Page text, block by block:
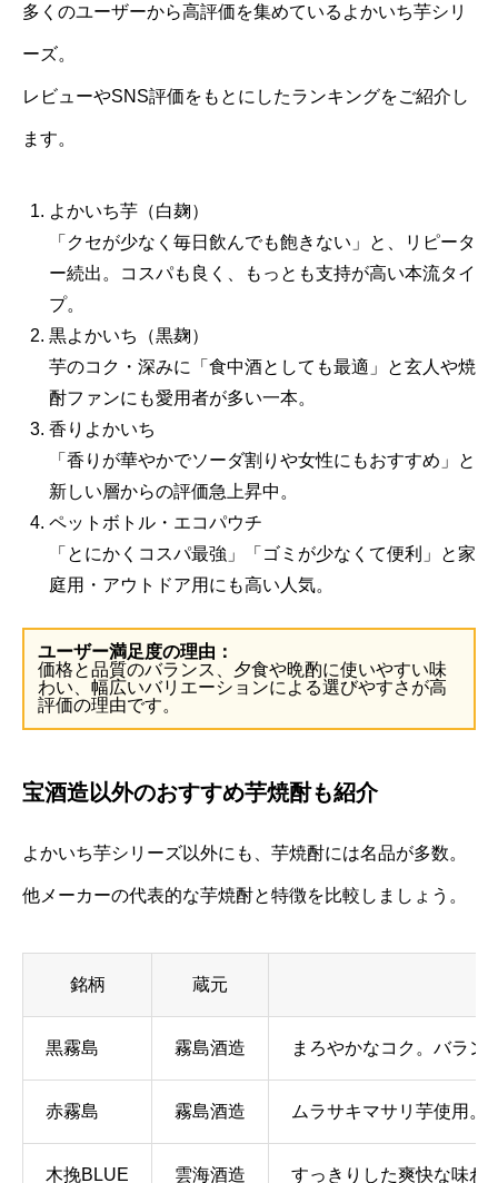
多くのユーザーから高評価を集めているよかいち芋シリ
ーズ。
レビューやSNS評価をもとにしたランキングをご紹介し
ます。
よかいち芋（白麹）
「クセが少なく毎日飲んでも飽きない」と、リピータ
ー続出。コスパも良く、もっとも支持が高い本流タイ
プ。
黒よかいち（黒麹）
芋のコク・深みに「食中酒としても最適」と玄人や焼
酎ファンにも愛用者が多い一本。
香りよかいち
「香りが華やかでソーダ割りや女性にもおすすめ」と
新しい層からの評価急上昇中。
ペットボトル・エコパウチ
「とにかくコスパ最強」「ゴミが少なくて便利」と家
庭用・アウトドア用にも高い人気。
ユーザー満足度の理由：
価格と品質のバランス、夕食や晩酌に使いやすい味
わい、幅広いバリエーションによる選びやすさが高
評価の理由です。
宝酒造以外のおすすめ芋焼酎も紹介
よかいち芋シリーズ以外にも、芋焼酎には名品が多数。
他メーカーの代表的な芋焼酎と特徴を比較しましょう。
銘柄 蔵元
黒霧島 霧島酒造 まろやかなコク。バラン
赤霧島 霧島酒造 ムラサキマサリ芋使用。
木挽BLUE 雲海酒造 すっきりした爽快な味わ